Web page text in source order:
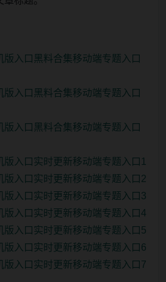
版入口黑料合集移动端专题入口
版入口黑料合集移动端专题入口
版入口黑料合集移动端专题入口
版入口实时更新移动端专题入口1
版入口实时更新移动端专题入口2
版入口实时更新移动端专题入口3
版入口实时更新移动端专题入口4
版入口实时更新移动端专题入口5
版入口实时更新移动端专题入口6
版入口实时更新移动端专题入口7